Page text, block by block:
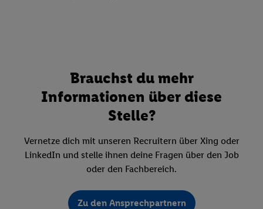
Brauchst du mehr
Informationen über diese
Stelle?
Vernetze dich mit unseren Recruitern über Xing oder
LinkedIn und stelle ihnen deine Fragen über den Job
oder den Fachbereich.
Zu den Ansprechpartnern